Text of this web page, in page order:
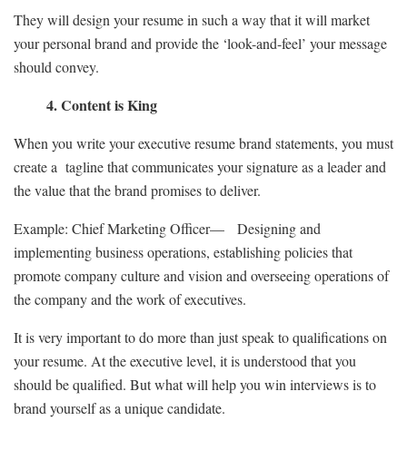
They will design your resume in such a way that it will market
your personal brand and provide the ‘look-and-feel’ your message
should convey.
4. Content is King
When you write your executive resume brand statements, you must
create a tagline that communicates your signature as a leader and
the value that the brand promises to deliver.
Example: Chief Marketing Officer— Designing and
implementing business operations, establishing policies that
promote company culture and vision and overseeing operations of
the company and the work of executives.
It is very important to do more than just speak to qualifications on
your resume. At the executive level, it is understood that you
should be qualified. But what will help you win interviews is to
brand yourself as a unique candidate.